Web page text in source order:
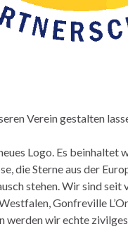
Verein gestalten
Logo. Es
die Sterne aus der
stehen. Wir sind seit
Gonfreville
werden wir echte